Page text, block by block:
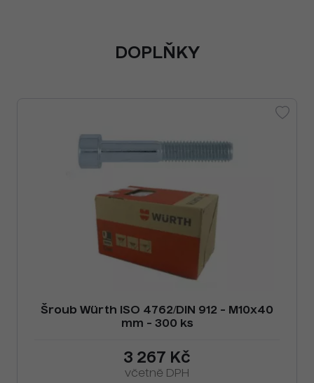
DOPLŇKY
Šroub Würth ISO 4762/DIN 912 - M10x40
mm - 300 ks
3 267 Kč
včetně DPH